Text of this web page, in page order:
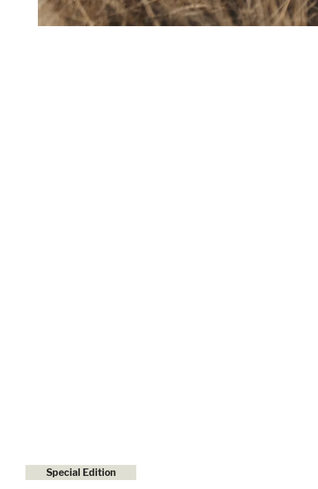
Special Edition